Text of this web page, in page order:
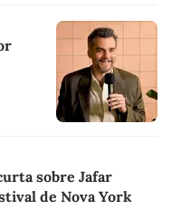
sobre Jafar
de Nova York